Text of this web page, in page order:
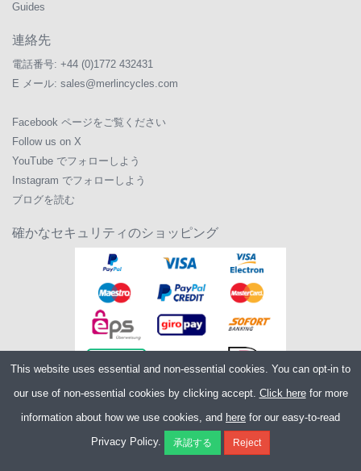
Guides
連絡先
電話番号: +44 (0)1772 432431
E メール: sales@merlincycles.com
Facebook ページをご覧ください
Follow us on X
YouTube でフォローしよう
Instagram でフォローしよう
ブログを読む
確かなセキュリティのショッピング
Merlin Cycles Ltd., Unit A4 Buckshaw Link, Ordnance Road,
Buckshaw Village, Chorley PR7 7EL United Kingdom
E メール: sales@merlincycles.com
This website uses essential and non-essential cookies. You can opt-in to
our use of non-essential cookies by clicking accept. Click herefor more
information about how we use cookies, and here for our easy-to-read
Privacy Policy.